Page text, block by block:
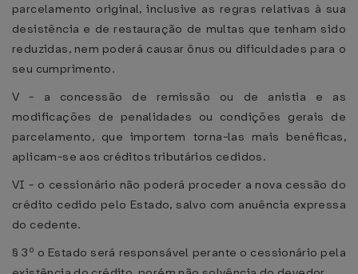
parcelamento original, inclusive as regras relativas à sua
desistência e de restauração de multas que tenham sido
reduzidas, nem poderá causar ônus ou dificuldades para o
seu cumprimento.
V - a concessão de remissão ou de anistia e as
modificações de penalidades ou condições gerais de
parcelamento, que importem torna-las mais benéficas,
aplicam-se aos créditos tributários cedidos.
VI - o cessionário não poderá proceder a nova cessão do
crédito cedido pelo Estado, salvo com anuência expressa
do cedente.
§ 3º o Estado será responsável perante o cessionário pela